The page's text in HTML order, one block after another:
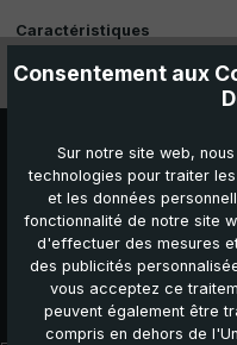
Caractéristiques
Vidéos
Autres produits que
Consentement aux
Sur notre site web,
technologies pour traiter
et les données
fonctionnalité de notre site
d'effectuer des mesures
des publicités
vous acceptez ce
peuvent également être
compris en dehors de